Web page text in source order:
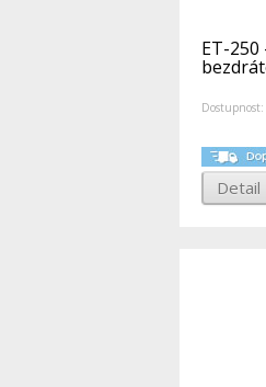
ET-
Dostupnost:
Detail